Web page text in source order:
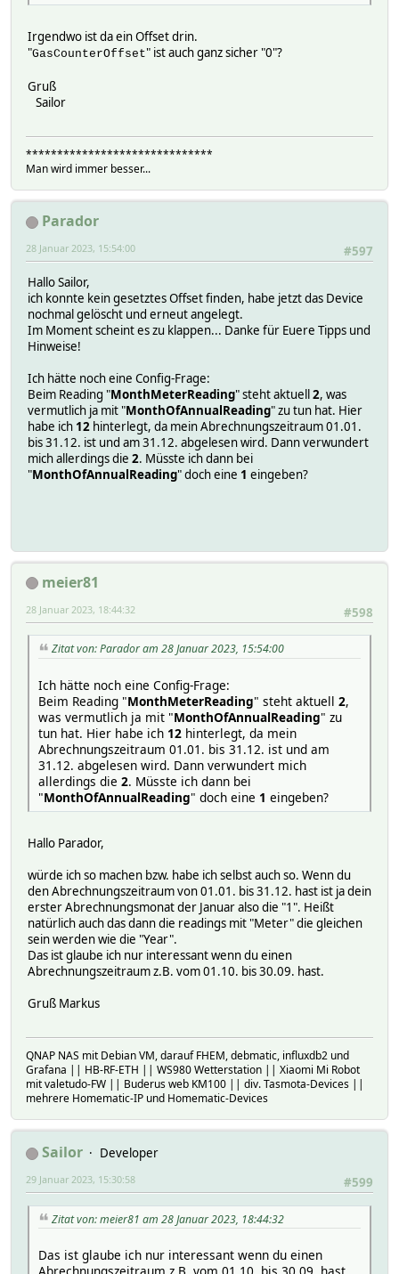
Irgendwo ist da ein Offset drin.
"GasCounterOffset" ist auch ganz sicher "0"?
Gruß
Sailor
******************************
Man wird immer besser...
Parador
#597
28 Januar 2023, 15:54:00
Hallo Sailor,
ich konnte kein gesetztes Offset finden, habe jetzt das Device
nochmal gelöscht und erneut angelegt.
Im Moment scheint es zu klappen... Danke für Euere Tipps und
Hinweise!
Ich hätte noch eine Config-Frage:
Beim Reading "MonthMeterReading" steht aktuell2, was
vermutlich ja mit "MonthOfAnnualReading" zu tun hat. Hier
habe ich 12 hinterlegt, da mein Abrechnungszeitraum 01.01.
bis 31.12. ist und am 31.12. abgelesen wird. Dann verwundert
mich allerdings die 2. Müsste ich dann bei
"MonthOfAnnualReading" doch eine 1 eingeben?
meier81
#598
28 Januar 2023, 18:44:32
Zitat von: Parador am 28 Januar 2023, 15:54:00
Ich hätte noch eine Config-Frage:
Beim Reading "MonthMeterReading" steht aktuell 2,
was vermutlich ja mit "MonthOfAnnualReading" zu
tun hat. Hier habe ich 12 hinterlegt, da mein
Abrechnungszeitraum 01.01. bis 31.12. ist und am
31.12. abgelesen wird. Dann verwundert mich
allerdings die 2. Müsste ich dann bei
"MonthOfAnnualReading" doch eine 1 eingeben?
Hallo Parador,
würde ich so machen bzw. habe ich selbst auch so. Wenn du
den Abrechnungszeitraum von 01.01. bis 31.12. hast ist ja dein
erster Abrechnungsmonat der Januar also die "1". Heißt
natürlich auch das dann die readings mit "Meter" die gleichen
sein werden wie die "Year".
Das ist glaube ich nur interessant wenn du einen
Abrechnungszeitraum z.B. vom 01.10. bis 30.09. hast.
Gruß Markus
QNAP NAS mit Debian VM, darauf FHEM, debmatic, influxdb2 und
Grafana || HB-RF-ETH || WS980 Wetterstation || Xiaomi Mi Robot
mit valetudo-FW || Buderus web KM100 || div. Tasmota-Devices ||
mehrere Homematic-IP und Homematic-Devices
Sailor
Developer
#599
29 Januar 2023, 15:30:58
Zitat von: meier81 am 28 Januar 2023, 18:44:32
Das ist glaube ich nur interessant wenn du einen